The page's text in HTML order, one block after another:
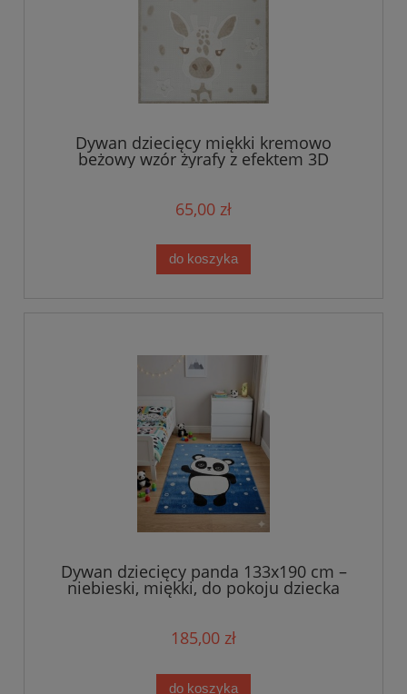
Dywan dziecięcy miękki kremowo
beżowy wzór żyrafy z efektem 3D
65,00 zł
do koszyka
Dywan dziecięcy panda 133x190 cm –
niebieski, miękki, do pokoju dziecka
185,00 zł
do koszyka